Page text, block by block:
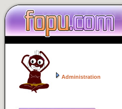
Administration